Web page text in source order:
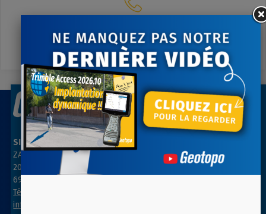
A votre écoute du lundi au vendredi
SIÈGE SOCIAL
ZAC des Grillons
208, rue de l’Ancienne Distillerie
69400 GLEIZÉ
Tél : 04 74 69 94 00
info@geotopo.fr
ZA Les belles vues
3, rue des Prés